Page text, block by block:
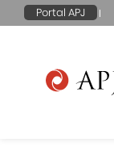
Portal APJ